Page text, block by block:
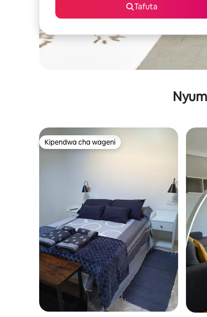
Tafuta
Kipendwa cha wageni
Kipendwa cha wageni